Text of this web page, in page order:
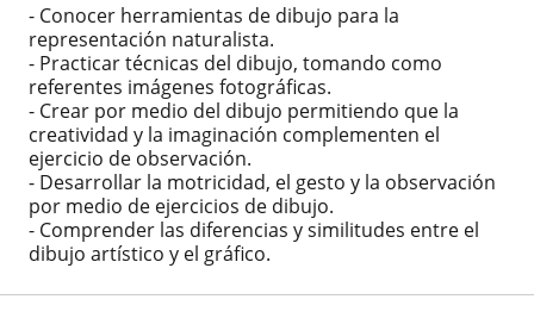
- Conocer herramientas de dibujo para la
representación naturalista.
- Practicar técnicas del dibujo, tomando como
referentes imágenes fotográficas.
- Crear por medio del dibujo permitiendo que la
creatividad y la imaginación complementen el
ejercicio de observación.
- Desarrollar la motricidad, el gesto y la observación
por medio de ejercicios de dibujo.
- Comprender las diferencias y similitudes entre el
dibujo artístico y el gráfico.